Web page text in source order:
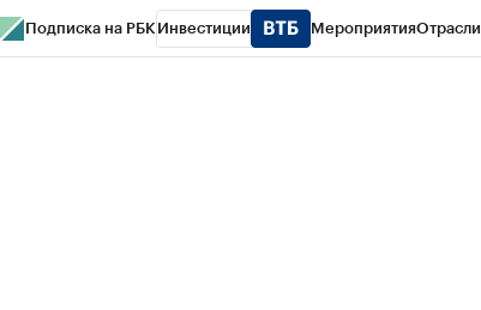
Подписка на РБК Инвестиции МероприятияОтрасли